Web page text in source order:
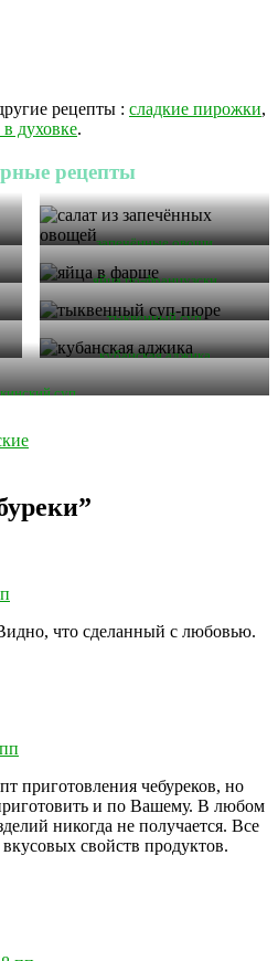
рецепты : сладкие пирожки,
духовке.
рецепты
запечённые овощи
яйца по-французски
тыквенный суп
кубанская аджика
суп
”
что сделанный с любовью.
приготовления чебуреков, но
и по Вашему. В любом
никогда не получается. Все
вкусовых свойств продуктов.